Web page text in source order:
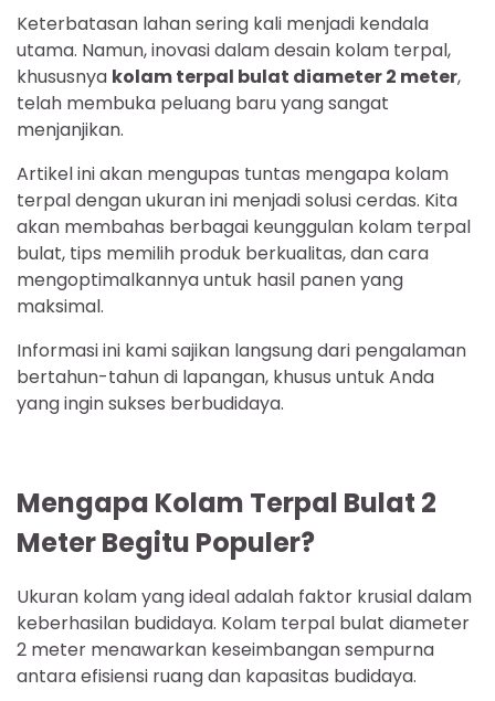
Keterbatasan lahan sering kali menjadi kendala
utama. Namun, inovasi dalam desain kolam terpal,
khususnya kolam terpal bulat diameter 2 meter,
telah membuka peluang baru yang sangat
menjanjikan.
Artikel ini akan mengupas tuntas mengapa kolam
terpal dengan ukuran ini menjadi solusi cerdas. Kita
akan membahas berbagai keunggulan kolam terpal
bulat, tips memilih produk berkualitas, dan cara
mengoptimalkannya untuk hasil panen yang
maksimal.
Informasi ini kami sajikan langsung dari pengalaman
bertahun-tahun di lapangan, khusus untuk Anda
yang ingin sukses berbudidaya.
Mengapa Kolam Terpal Bulat 2
Meter Begitu Populer?
Ukuran kolam yang ideal adalah faktor krusial dalam
keberhasilan budidaya. Kolam terpal bulat diameter
2 meter menawarkan keseimbangan sempurna
antara efisiensi ruang dan kapasitas budidaya.